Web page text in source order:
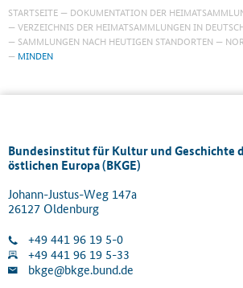
STARTSEITE
DOKUMENTATION DER
VERZEICHNIS DER HEIMATSAMMLUNGEN IN
SAMMLUNGEN NACH HEUTIGEN STANDORTEN
MINDEN
Bundesinstitut für Kultur und Geschichte
östlichen Europa (BKGE)
Johann-Justus-Weg 147a
26127 Oldenburg
+49 441 96 19 5-0
+49 441 96 19 5-33
bkge@bkge.bund.de